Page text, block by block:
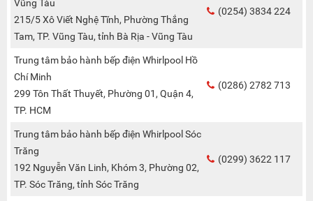
Vũng Tàu
215/5 Xô Viết Nghệ Tĩnh, Phường Thắng
Tam, TP. Vũng Tàu, tỉnh Bà Rịa - Vũng Tàu
(0254) 3834 224
Trung tâm bảo hành bếp điện Whirlpool Hồ
Chí Minh
299 Tôn Thất Thuyết, Phường 01, Quận 4,
TP. HCM
(0286) 2782 713
Trung tâm bảo hành bếp điện Whirlpool Sóc
Trăng
192 Nguyễn Văn Linh, Khóm 3, Phường 02,
TP. Sóc Trăng, tỉnh Sóc Trăng
(0299) 3622 117